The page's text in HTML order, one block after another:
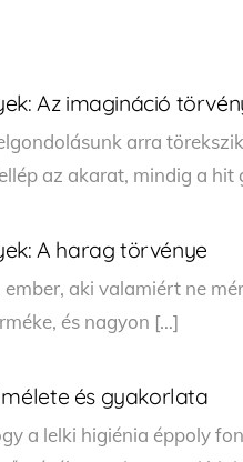
Az imagináció
arra
az akarat, mindig a hit
A harag törvénye
aki valamiért ne
és nagyon […]
és gyakorlata
a lelki higiénia éppoly